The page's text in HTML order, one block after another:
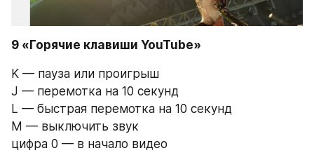
9 «Горячие клавиши YouTube»
K — пауза или проигрыш
J — перемотка на 10 секунд
L — быстрая перемотка на 10 секунд
M — выключить звук
цифра 0 — в начало видео